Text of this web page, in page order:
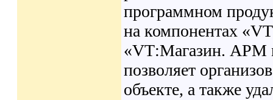
программном
на компонентах «VT
«VT:Магазин. АРМ
позволяет
объекте, а также